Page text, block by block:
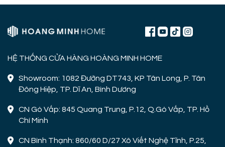
HỆ THỐNG CỬA HÀNG HOÀNG MINH HOME
Showroom: 1082 Đường DT743, KP Tân Long, P. Tân
Đông Hiệp, TP. Dĩ An, Bình Dương
CN Gò Vấp: 845 Quang Trung, P.12, Q.Gò Vấp, TP. Hồ
Chí Minh
CN Bình Thạnh: 860/60 D/27 Xô Viết Nghệ Tĩnh, P.25,